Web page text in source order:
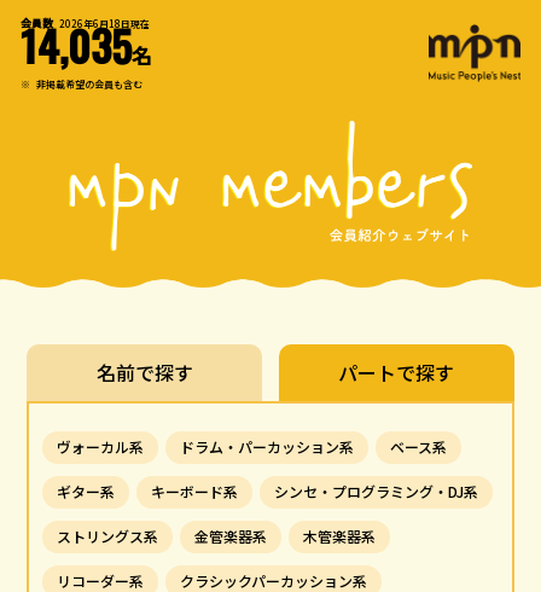
会員数 2026年6月18日現在
14,035名
※ 非掲載希望の会員も含む
名前で探す パートで探す
ヴォーカル系 ドラム・パーカッション系 ベース系
ギター系 キーボード系 シンセ・プログラミング・DJ系
ストリングス系 金管楽器系 木管楽器系
リコーダー系 クラシックパーカッション系